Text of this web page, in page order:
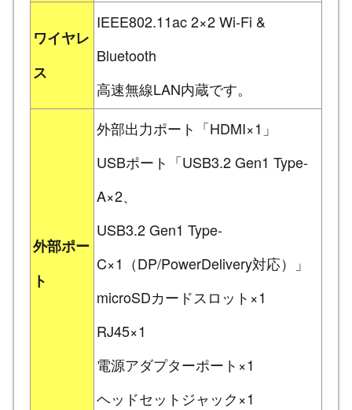
ワイヤレ
ス
IEEE802.11ac 2×2 Wi-Fi &
Bluetooth
高速無線LAN内蔵です。
外部ポー
ト
外部出力ポート「HDMI×1」
USBポート「USB3.2 Gen1 Type-
A×2、
USB3.2 Gen1 Type-
C×1（DP/PowerDelivery対応）」
microSDカードスロット×1
RJ45×1
電源アダプターポート×1
ヘッドセットジャック×1